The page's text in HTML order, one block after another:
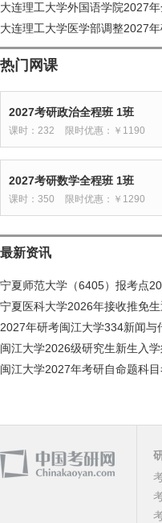
大连理工大学外国语学院2027
大连理工大学医学部调整2027
热门网课
2027考研政治全程班 1班
课时：232 限时优惠：￥1190
2027考研数学全程班 1班
课时：350 限时优惠：￥1290
最新资讯
宁夏师范大学（6405）报考点
宁夏医科大学2026年接收推免生
2027年研考闽江大学334新闻与
闽江大学2026级研究生新生入
闽江大学2027年考研自命题科